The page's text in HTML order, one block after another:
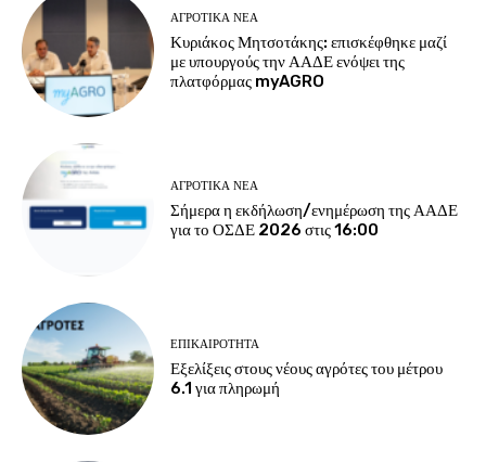
ΑΓΡΟΤΙΚΆ ΝΈΑ
Κυριάκος Μητσοτάκης: επισκέφθηκε μαζί
με υπουργούς την ΑΑΔΕ ενόψει της
πλατφόρμας myAGRO
ΑΓΡΟΤΙΚΆ ΝΈΑ
Σήμερα η εκδήλωση/ενημέρωση της ΑΑΔΕ
για το ΟΣΔΕ 2026 στις 16:00
ΕΠΙΚΑΙΡΌΤΗΤΑ
Εξελίξεις στους νέους αγρότες του μέτρου
6.1 για πληρωμή